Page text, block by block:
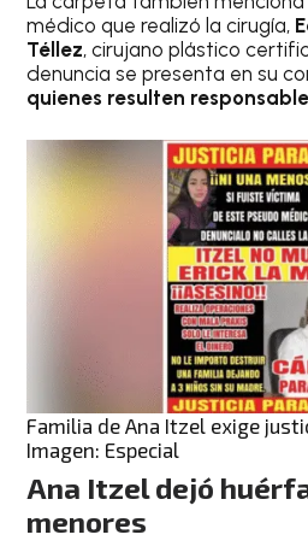
médico que realizó la cirugía,
Téllez, cirujano plástico
denuncia se presenta en su
quienes resulten
Familia de Ana Itzel exige
Imagen: Especial
Ana Itzel dejó
menores